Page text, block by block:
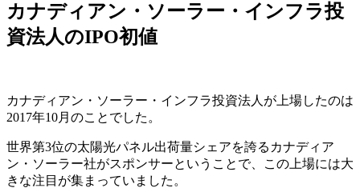
カナディアン・ソーラー・インフラ投
資法人のIPO初値
カナディアン・ソーラー・インフラ投資法人が上場したのは
2017年10月 のことでした。
世界第3位の太陽光パネル出荷量シェアを誇るカナディア
ン・ソーラー社がスポンサーということで、この上場には大
きな注目が集まっていました。